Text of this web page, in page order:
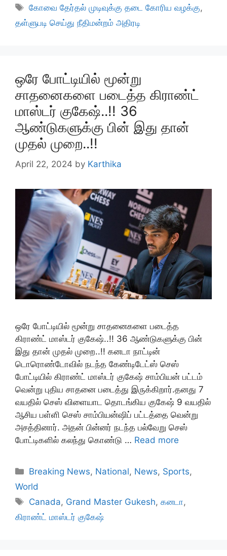
Tags
கோவை தேர்தல் முடிவுக்கு தடை கோரிய வழக்கு,
தள்ளுபடி செய்து நீதிமன்றம் அதிரடி
ஒரே போட்டியில் மூன்று
சாதனைகளை படைத்த கிராண்ட்
மாஸ்டர் குகேஷ்..!! 36
ஆண்டுகளுக்கு பின் இது தான்
முதல் முறை..!!
April 22, 2024 by Karthika
ஒரே போட்டியில் மூன்று சாதனைகளை படைத்த
கிராண்ட் மாஸ்டர் குகேஷ்..!! 36 ஆண்டுகளுக்கு பின்
இது தான் முதல் முறை..!! கனடா நாட்டின்
டொரொண்டோவில் நடந்த கேண்டிடேட்ஸ் செஸ்
போட்டியில் கிராண்ட் மாஸ்டர் குகேஷ் சாம்பியன் பட்டம்
வென்று புதிய சாதனை படைத்து இருக்கிறார்.தனது 7
வயதில் செஸ் விளையாட தொடங்கிய குகேஷ் 9 வயதில்
ஆசிய பள்ளி செஸ் சாம்பியன்ஷிப் பட்டத்தை வென்று
அசத்தினார். அதன் பின்னர் நடந்த பல்வேறு செஸ்
போட்டிகளில் கலந்து கொண்டு … Read more
Categories
Breaking News, National, News, Sports,
World
Tags
Canada, Grand Master Gukesh,கனடா,
கிராண்ட் மாஸ்டர் குகேஷ்